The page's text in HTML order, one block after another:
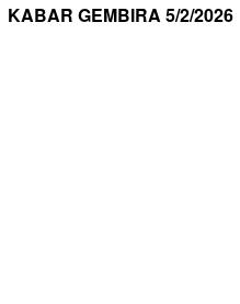
KABAR GEMBIRA 5/2/2026